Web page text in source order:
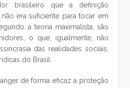
brasileiro que a definição
era suficiente para tocar em
a teoria maximalista, são
o que, igualmente, não
das realidades sociais,
do Brasil.
de forma eficaz a proteção